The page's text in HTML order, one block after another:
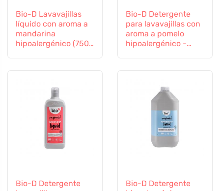
Bio-D Lavavajillas
líquido con aroma a
mandarina
hipoalergénico (750
Bio-D Detergente
para lavavajillas con
aroma a pomelo
hipoalergénico -
Bio-D Detergente
Bio-D Detergente